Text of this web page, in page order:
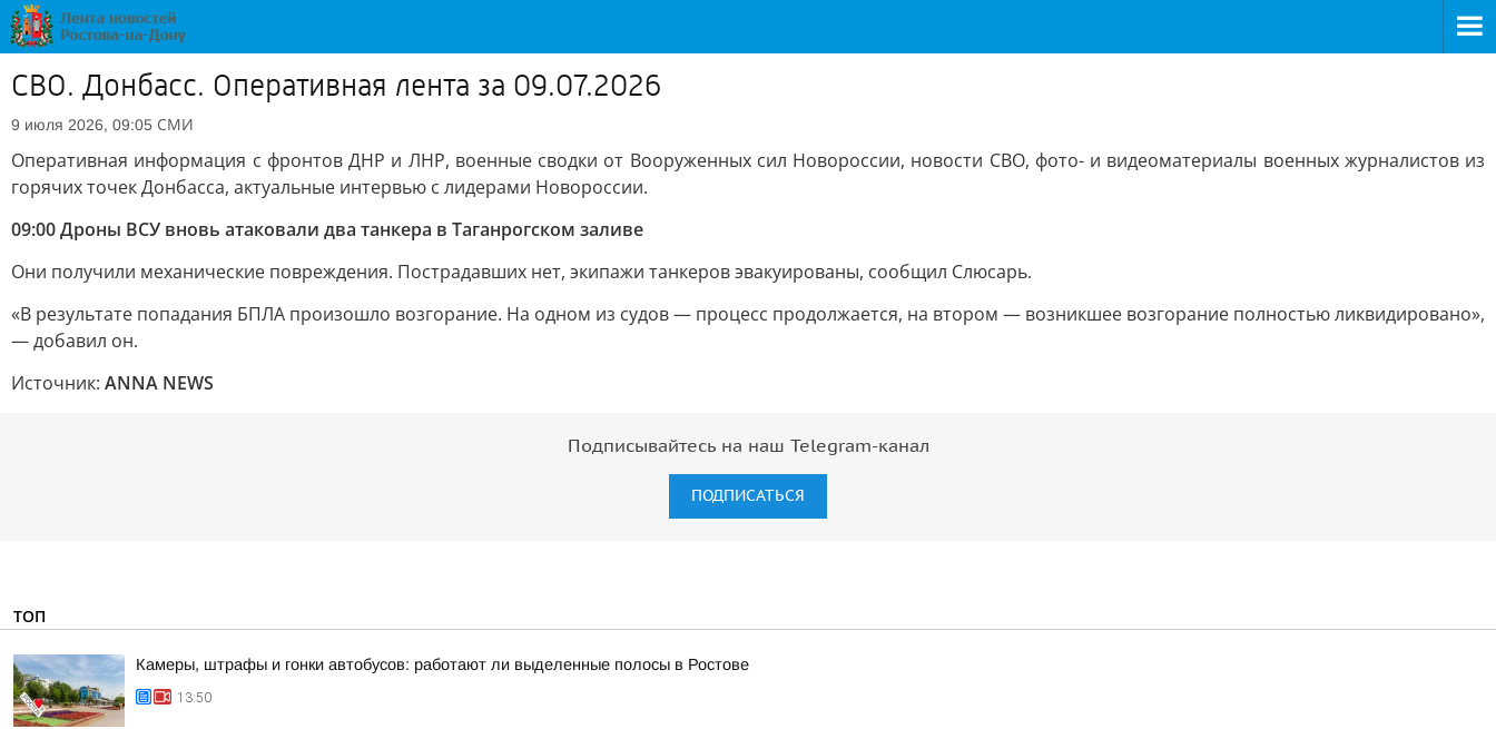
СВО. Донбасс. Оперативная лента за 09.07.2026
9 июля 2026, 09:05 СМИ
Оперативная информация с фронтов ДНР и ЛНР, военные сводки от Вооруженных сил Новороссии, новости СВО, фото- и видеоматериалы военных журналистов из
горячих точек Донбасса, актуальные интервью с лидерами Новороссии.
09:00 Дроны ВСУ вновь атаковали два танкера в Таганрогском заливе
Они получили механические повреждения. Пострадавших нет, экипажи танкеров эвакуированы, сообщил Слюсарь.
«В результате попадания БПЛА произошло возгорание. На одном из судов — процесс продолжается, на втором — возникшее возгорание полностью ликвидировано»,
— добавил он.
Источник: ANNA NEWS
Подписывайтесь на наш Telegram-канал
ПОДПИСАТЬСЯ
ТОП
Камеры, штрафы и гонки автобусов: работают ли выделенные полосы в Ростове
13:50